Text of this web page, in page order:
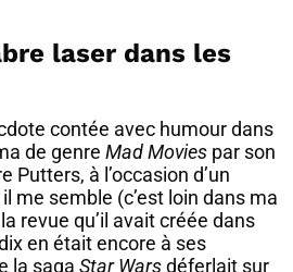
laser dans les
contée avec humour dans
de genreMad Movies par son
Putters, à l’occasion d’un
me semble (c’est loin dans ma
revue qu’il avait créée dans
en était encore à ses
la sagaStar Warsdéferlait sur